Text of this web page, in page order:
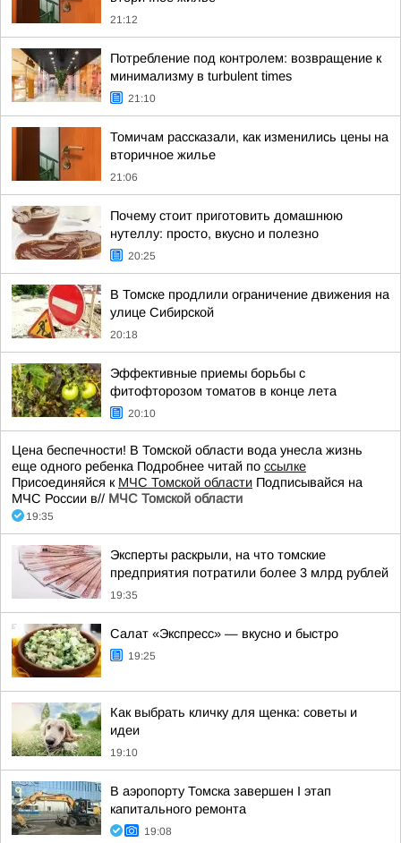
21:12
Потребление под контролем: возвращение к
минимализму в turbulent times
21:10
Томичам рассказали, как изменились цены на
вторичное жилье
21:06
Почему стоит приготовить домашнюю
нутеллу: просто, вкусно и полезно
20:25
В Томске продлили ограничение движения на
улице Сибирской
20:18
Эффективные приемы борьбы с
фитофторозом томатов в конце лета
20:10
Цена беспечности! В Томской области вода унесла жизнь
еще одного ребенка Подробнее читай по ссылке
Присоединяйся к МЧС Томской области Подписывайся на
МЧС России в// МЧС Томской области
19:35
Эксперты раскрыли, на что томские
предприятия потратили более 3 млрд рублей
19:35
Салат «Экспресс» — вкусно и быстро
19:25
Как выбрать кличку для щенка: советы и
идеи
19:10
В аэропорту Томска завершен I этап
капитального ремонта
19:08